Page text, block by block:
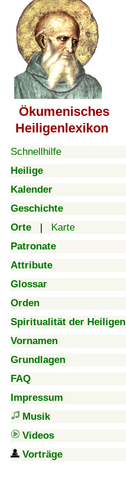
Ökumenisches
Heiligenlexikon
Schnellhilfe
Heilige
Kalender
Geschichte
Orte | Karte
Patronate
Attribute
Glossar
Orden
Spiritualität der Heiligen
Vornamen
Grundlagen
FAQ
Impressum
Musik
Videos
Vorträge